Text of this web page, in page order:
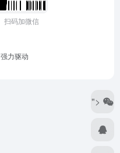
扫码加微信
强力驱动
">